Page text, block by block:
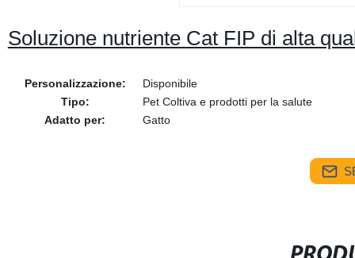
Soluzione nutriente Cat FIP di alta
Personalizzazione:
Disponibile
Tipo:
Pet Coltiva e prodotti per la salute
Adatto per:
Gatto